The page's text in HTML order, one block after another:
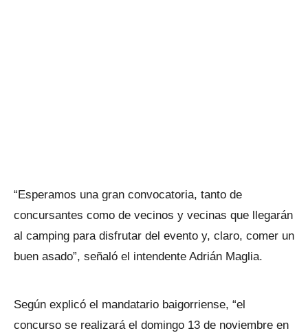
“Esperamos una gran convocatoria, tanto de
concursantes como de vecinos y vecinas que llegarán
al camping para disfrutar del evento y, claro, comer un
buen asado”, señaló el intendente Adrián Maglia.
Según explicó el mandatario baigorriense, “el
concurso se realizará el domingo 13 de noviembre en